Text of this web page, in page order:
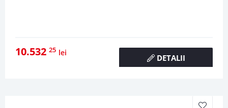
10.532 25 lei
DETALII